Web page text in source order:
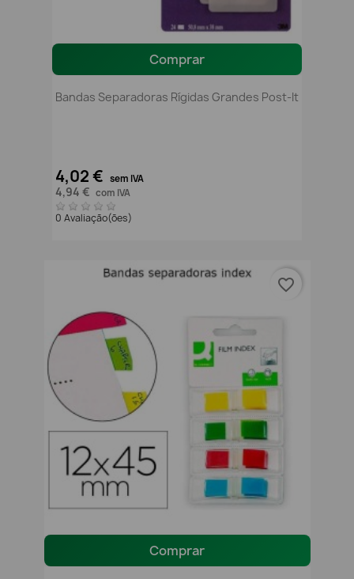
Comprar
Bandas Separadoras Rígidas Grandes Post-It
4,02 € sem IVA
4,94 € com IVA
0 Avaliação(ões)
Comprar
favorite_border